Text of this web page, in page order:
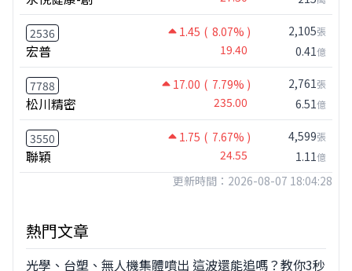
2536 1.45 ( 8.07% )
宏普 19.40
2,105張
0.41億
7788 17.00 ( 7.79% )
松川精密 235.00
2,761張
6.51億
3550 1.75 ( 7.67% )
聯穎 24.55
4,599張
1.11億
更新時間：2026-08-07 18:04:28
熱門文章
光學、台塑、無人機集體噴出 這波還能追嗎？教你3秒